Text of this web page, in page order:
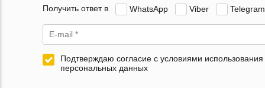
Получить ответ в WhatsApp Viber Telegram
Подтверждаю согласие с условиями использования
персональных данных